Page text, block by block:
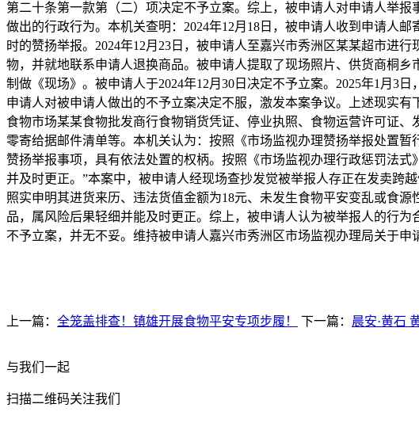
第二十条第一款第（二）项决定不予立案。综上，被申请人对申请人举
做出的行政行为。本机关查明：2024年12月18日，被申请人收到申请人
时的赞扬举报。2024年12月23日，被申请人至嘉兴市秀洲区某某超市进
物，并就地联系申请人退换商品。被申请人提取了现场照片、供货商桐
制做《现场》。被申请人于2024年12月30日决定不予立案。2025年1月3
申请人对被申请人做出的不予立案决定不服，激发本案争议。上述现实
食物市场某某食物批发商行食物销货凭证、停业执照、食物运营许可证
零寄给据邮件清单等。本机关认为：按照《市场监视办理赞扬举报处置
赞扬举报事项，具有依法处置的权柄。按照《市场监视办理行政惩罚法
并及时更正。”本案中，被申请人经现场查抄发觉被举报人存正在发卖跨
照实申明其进货来历、违法货值金额为18元、未发生食物平安变乱或食
品，属风险后果轻细并能及时更正。综上，被申请人认为被举报人的行
不予立案，并无不妥。维持被申请人嘉兴市秀洲区市场监视办理局关于
上一篇： 全笼盖排查！镇雄开展食物平安专项步履！ 下一篇： 晨安·黄石
与我们一起
扫描二维码关注我们